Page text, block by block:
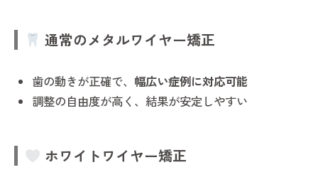
通常のメタルワイヤー矯正
歯の動きが正確で、 幅広い症例に対応可能
調整の自由度が高く、結果が安定しやすい
ホワイトワイヤー矯正